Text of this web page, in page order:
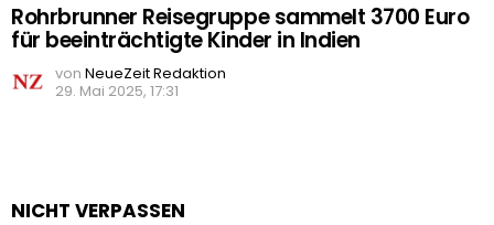
Rohrbrunner Reisegruppe sammelt 3700 Euro
für beeinträchtigte Kinder in Indien
von NeueZeit Redaktion
29. Mai 2025, 17:31
NICHT VERPASSEN